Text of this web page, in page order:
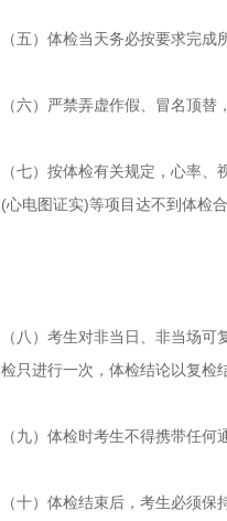
（五）体检当天务必按要求完成
（六）严禁弄虚作假、冒名顶
（七）按体检有关规定，心率
(心电图证实)等项目达不到体检
（八）考生对非当日、非当场
检只进行一次，体检结论以复检
（九）体检时考生不得携带任
（十）体检结束后，考生必须